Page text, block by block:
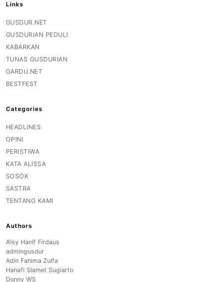
Links
GUSDUR.NET
GUSDURIAN PEDULI
KABARKAN
TUNAS GUSDURIAN
GARDU.NET
BESTFEST
Categories
HEADLINES
OPINI
PERISTIWA
KATA ALISSA
SOSOK
SASTRA
TENTANG KAMI
Authors
A’isy Hanif Firdaus
admingusdur
Adin Fahima Zulfa
Hanafi Slamet Sugiarto
Donny WS